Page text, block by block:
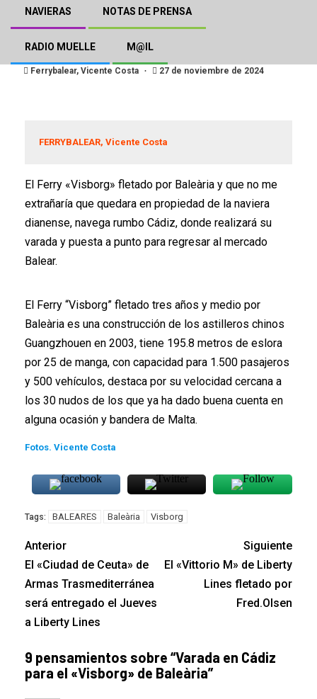
NAVIERAS NOTAS DE PRENSA
RADIO MUELLE M@IL
Varada en Cádiz para el
«Visborg» de Baleària
Ferrybalear, Vicente Costa 27 de noviembre de 2024
FERRYBALEAR, Vicente Costa
El Ferry «Visborg» fletado por Baleària y que no me
extrañaría que quedara en propiedad de la naviera
dianense, navega rumbo Cádiz, donde realizará su
varada y puesta a punto para regresar al mercado
Balear.
El Ferry “Visborg” fletado tres años y medio por
Baleària es una construcción de los astilleros chinos
Guangzhouen en 2003, tiene 195.8 metros de eslora
por 25 de manga, con capacidad para 1.500 pasajeros
y 500 vehículos, destaca por su velocidad cercana a
los 30 nudos de los que ya ha dado buena cuenta en
alguna ocasión y bandera de Malta.
Fotos. Vicente Costa
Tags: BALEARES Baleària Visborg
Anterior
El «Ciudad de Ceuta» de
Armas Trasmediterránea
será entregado el Jueves
a Liberty Lines
Siguiente
El «Vittorio M» de Liberty
Lines fletado por
Fred.Olsen
9 pensamientos sobre “Varada en Cádiz
para el «Visborg» de Baleària”